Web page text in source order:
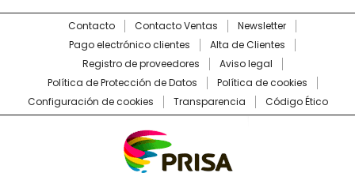
Contacto Contacto Ventas
Newsletter
Pago electrónico clientes
Alta de Clientes
Registro de proveedores
Aviso legal
Política de Protección de Datos
Política de cookies
Configuración de cookies
Transparencia Código Ético